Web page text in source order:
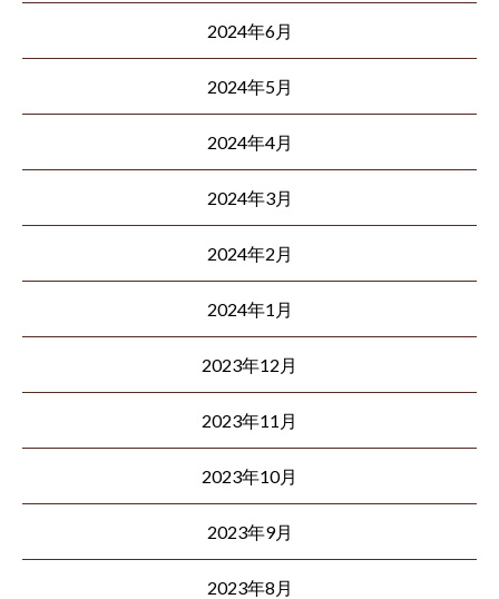
2024年6月
2024年5月
2024年4月
2024年3月
2024年2月
2024年1月
2023年12月
2023年11月
2023年10月
2023年9月
2023年8月